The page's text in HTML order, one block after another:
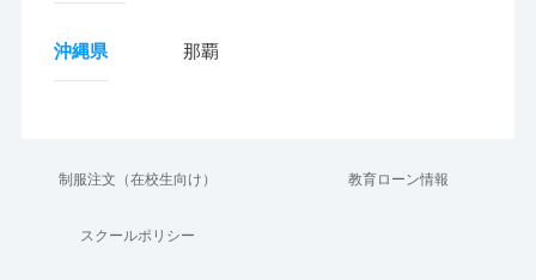
沖縄県 那覇
制服注文（在校生向け） 教育ローン情報
スクールポリシー